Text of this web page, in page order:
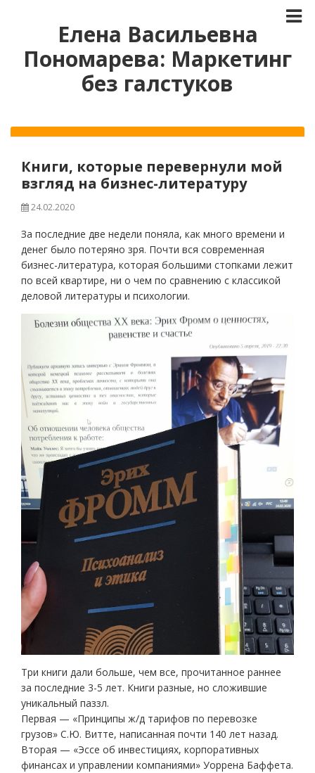
Елена Васильевна
Пономарева: Маркетинг
без галстуков
Книги, которые перевернули мой
взгляд на бизнес-литературу
24.02.2020
За последние две недели поняла, как много времени и
денег было потеряно зря. Почти вся современная
бизнес-литература, которая большими стопками лежит
по всей квартире, ни о чем по сравнению с классикой
деловой литературы и психологии.
Три книги дали больше, чем все, прочитанное раннее
за последние 3-5 лет. Книги разные, но сложившие
уникальный паззл.
Первая — «Принципы ж/д тарифов по перевозке
грузов» С.Ю. Витте, написанная почти 140 лет назад.
Вторая — «Эссе об инвестициях, корпоративных
финансах и управлении компаниями» Уоррена Баффета.